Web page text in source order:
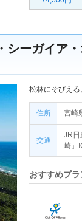
シーガイア
松林にそびえ
住所 宮崎
交通
JR
崎」
おすすめプラ